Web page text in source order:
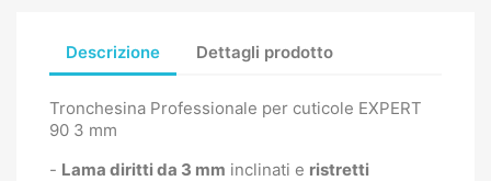
Descrizione Dettagli prodotto
Tronchesina Professionale per cuticole EXPERT
90 3 mm
- Lama diritti da 3 mm inclinati e ristretti